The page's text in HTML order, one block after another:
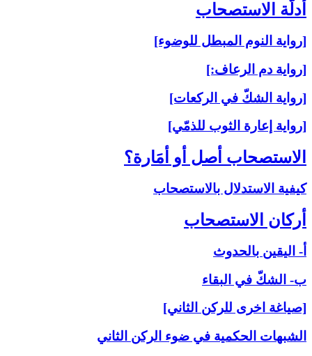
أدلّة الاستصحاب‏
[رواية النوم المبطل للوضوء]
[رواية دم الرعاف:]
[رواية الشكّ في الركعات]
[رواية إعارة الثوب للذمّي]
الاستصحاب أصل أو أمَارة؟
كيفية الاستدلال بالاستصحاب
أركان الاستصحاب‏
أ- اليقين بالحدوث
ب- الشكّ في البقاء
[صياغة اخرى للركن الثاني]
الشبهات الحكمية في ضوء الركن الثاني